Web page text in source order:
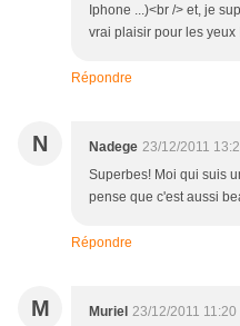
Iphone ...)<br /> et, je
vrai plaisir pour les yeux
Répondre
N Nadege 23/12/2011
Superbes! Moi qui suis
pense que c'est aussi
Répondre
M Muriel 23/12/2011 11:20